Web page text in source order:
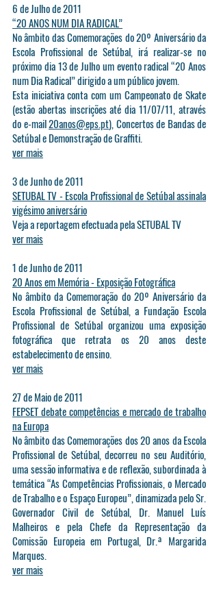
6 de Julho de 2011
“20 ANOS NUM DIA RADICAL”
No âmbito das Comemorações do 20º Aniversário da
Escola Profissional de Setúbal, irá realizar-se no
próximo dia 13 de Julho um evento radical “20 Anos
num Dia Radical” dirigido a um público jovem.
Esta iniciativa conta com um Campeonato de Skate
(estão abertas inscrições até dia 11/07/11, através
do e-mail20anos@eps.pt), Concertos de Bandas de
Setúbal e Demonstração de Graffiti.
ver mais
3 de Junho de 2011
SETUBAL TV - Escola Profissional de Setúbal assinala
vigésimo aniversário
Veja a reportagem efectuada pela SETUBAL TV
ver mais
1 de Junho de 2011
20 Anos em Memória - Exposição Fotográfica
No âmbito da Comemoração do 20º Aniversário da
Escola Profissional de Setúbal, a Fundação Escola
Profissional de Setúbal organizou uma exposição
fotográfica que retrata os 20 anos deste
estabelecimento de ensino.
ver mais
27 de Maio de 2011
FEPSET debate competências e mercado de trabalho
na Europa
No âmbito das Comemorações dos 20 anos da Escola
Profissional de Setúbal, decorreu no seu Auditório,
uma sessão informativa e de reflexão, subordinada à
temática “As Competências Profissionais, o Mercado
de Trabalho e o Espaço Europeu”, dinamizada pelo Sr.
Governador Civil de Setúbal, Dr. Manuel Luís
Malheiros e pela Chefe da Representação da
Comissão Europeia em Portugal, Dr.ª Margarida
Marques.
ver mais